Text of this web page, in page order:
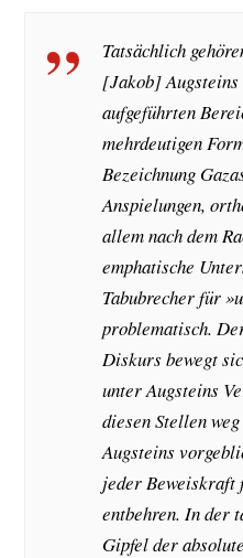
Tatsächlich
[Jakob] Augsteins
aufgeführten
mehrdeutigen
Bezeichnung
Anspielungen,
allem nach dem
emphatische
Tabubrecher für
problematisch.
Diskurs bewegt
unter Augsteins
diesen Stellen
Augsteins
jeder Beweiskraft
entbehren. In der
Gipfel der